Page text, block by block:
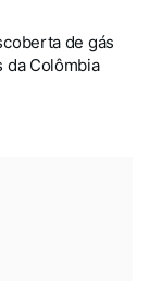
de gás
da Colômbia